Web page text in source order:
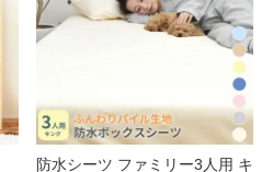
防水シーツ ファミリー3人用 キ